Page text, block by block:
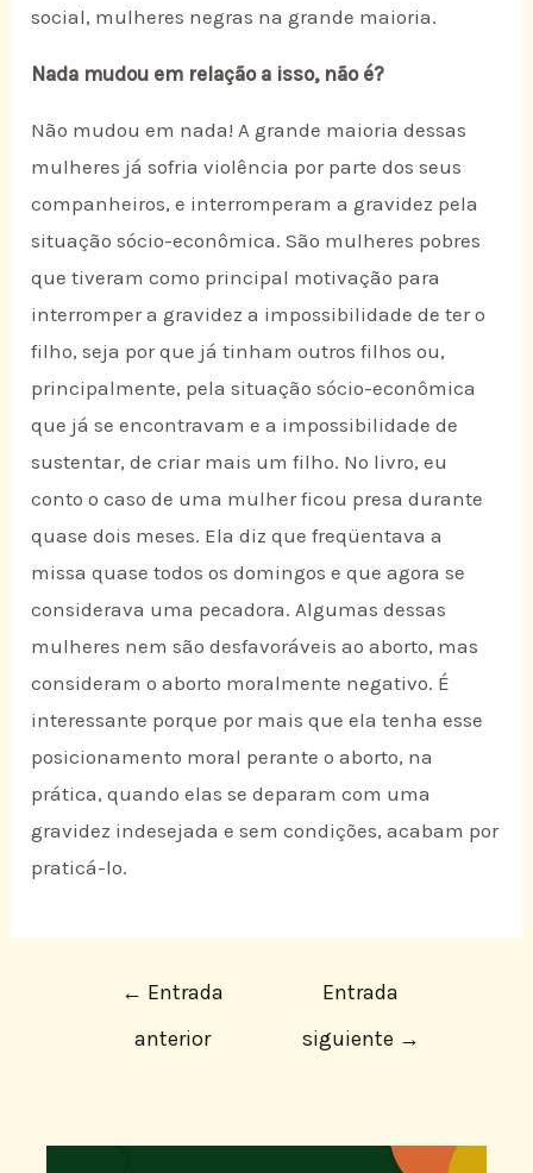
social, mulheres negras na grande maioria.
Nada mudou em relação a isso, não é?
Não mudou em nada! A grande maioria dessas
mulheres já sofria violência por parte dos seus
companheiros, e interromperam a gravidez pela
situação sócio-econômica. São mulheres pobres
que tiveram como principal motivação para
interromper a gravidez a impossibilidade de ter o
filho, seja por que já tinham outros filhos ou,
principalmente, pela situação sócio-econômica
que já se encontravam e a impossibilidade de
sustentar, de criar mais um filho. No livro, eu
conto o caso de uma mulher ficou presa durante
quase dois meses. Ela diz que freqüentava a
missa quase todos os domingos e que agora se
considerava uma pecadora. Algumas dessas
mulheres nem são desfavoráveis ao aborto, mas
consideram o aborto moralmente negativo. É
interessante porque por mais que ela tenha esse
posicionamento moral perante o aborto, na
prática, quando elas se deparam com uma
gravidez indesejada e sem condições, acabam por
praticá-lo.
← Entrada
anterior
Entrada
siguiente →